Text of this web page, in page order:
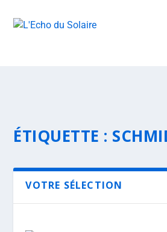
ÉTIQUETTE :
VOTRE SÉLECTION